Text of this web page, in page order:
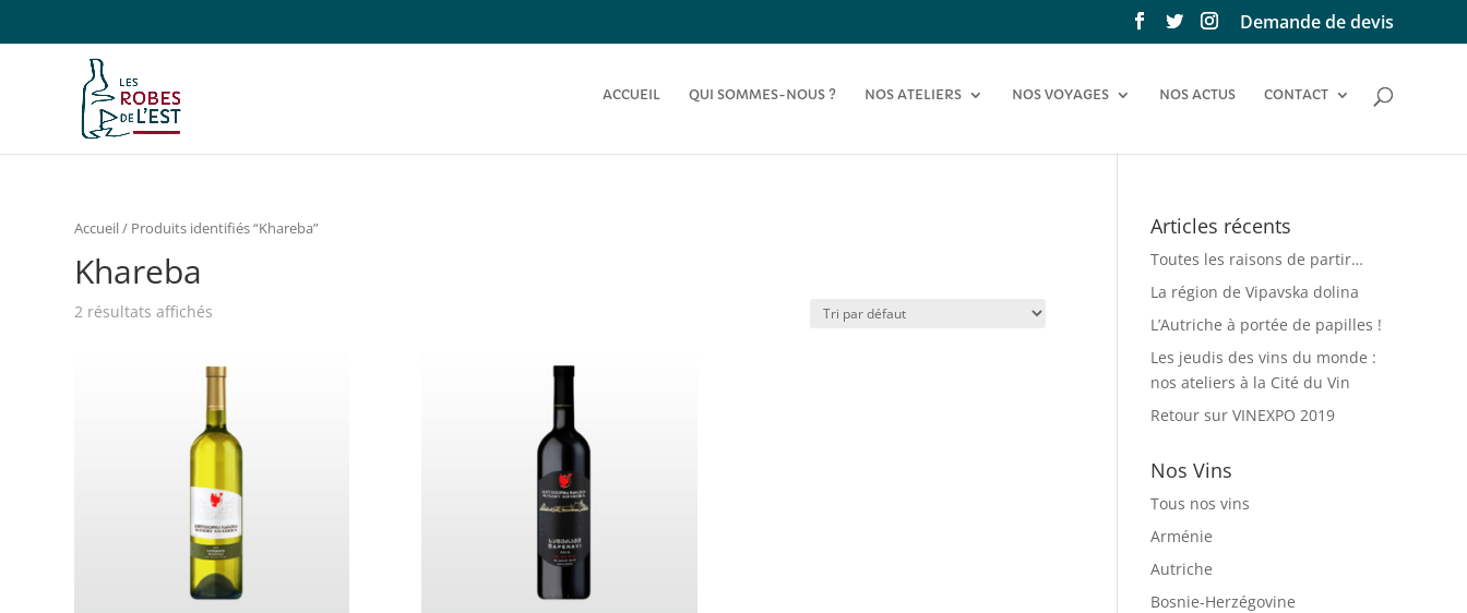
Demande de devis
ACCUEIL QUI SOMMES-NOUS ? NOS ATELIERS NOS VOYAGES NOS ACTUS CONTACT
Accueil/ Produits identifiés “Khareba”
Khareba
2 résultats affichés
Articles récents
Toutes les raisons de partir…
La région de Vipavska dolina
L’Autriche à portée de papilles !
Les jeudis des vins du monde :
nos ateliers à la Cité du Vin
Retour sur VINEXPO 2019
Nos Vins
Tous nos vins
Arménie
Autriche
Bosnie-Herzégovine